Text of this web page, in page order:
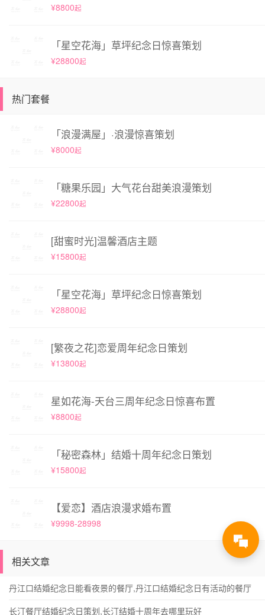
¥8800起
「星空花海」草坪纪念日惊喜策划
¥28800起
热门套餐
「浪漫满屋」·浪漫惊喜策划
¥8000起
「糖果乐园」大气花台甜美浪漫策划
¥22800起
[甜蜜时光]温馨酒店主题
¥15800起
「星空花海」草坪纪念日惊喜策划
¥28800起
[繁夜之花]恋爱周年纪念日策划
¥13800起
星如花海-天台三周年纪念日惊喜布置
¥8800起
「秘密森林」结婚十周年纪念日策划
¥15800起
【爱恋】酒店浪漫求婚布置
¥9998-28998
相关文章
丹江口结婚纪念日能看夜景的餐厅,丹江口结婚纪念日有活动的餐厅
长汀餐厅结婚纪念日策划,长汀结婚十周年去哪里玩好